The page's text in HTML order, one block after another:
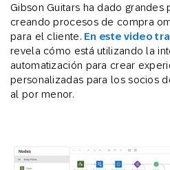
Gibson Guitars ha dado grandes
creando procesos de compra
para el cliente. En este video
revela cómo está utilizando la
automatización para crear
personalizadas para los socios
al por menor.